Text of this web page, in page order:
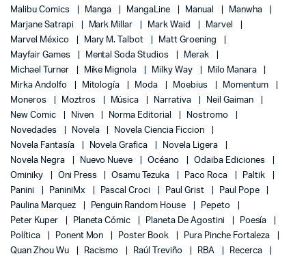
Malibu Comics
Manga MangaLine Manual
Manwha
Marjane Satrapi
Mark Millar Mark Waid
Marvel
Marvel México
Mary M. Talbot
Matt Groening
Mayfair Games
Mental Soda Studios
Merak
Michael Turner
Mike Mignola Milky Way
Milo Manara
Mirka Andolfo
Mitología Moda Moebius
Momentum
Moneros
Moztros Música Narrativa
Neil Gaiman
New Comic
Niven Norma Editorial
Nostromo
Novedades
Novela
Novela Ciencia Ficcion
Novela Fantasía
Novela Grafica
Novela Ligera
Novela Negra
Nuevo Nueve Océano
Odaiba Ediciones
Ominiky
Oni Press Osamu Tezuka Paco Roca
Paltik
Panini
PaniniMx Pascal Croci Paul Grist
Paul Pope
Paulina Marquez
Penguin Random House
Pepeto
Peter Kuper
Planeta Cómic Planeta De Agostini
Poesía
Política
Ponent Mon Poster Book
Pura Pinche Fortaleza
Quan Zhou Wu
Racismo Raúl Treviño RBA
Recerca